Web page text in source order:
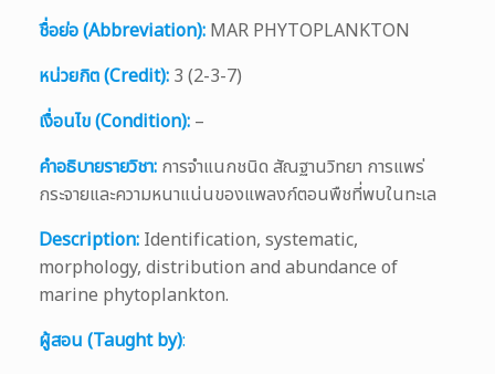
ชื่อย่อ (Abbreviation): MAR PHYTOPLANKTON
หน่วยกิต (Credit): 3 (2-3-7)
เงื่อนไข (Condition): –
คำอธิบายรายวิชา: การจำแนกชนิด สัณฐานวิทยา การแพร่
กระจายและความหนาแน่นของแพลงก์ตอนพืชที่พบในทะเล
Description: Identification, systematic,
morphology, distribution and abundance of
marine phytoplankton.
ผู้สอน (Taught by):